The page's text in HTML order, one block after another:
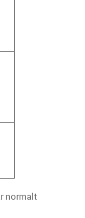
normalt